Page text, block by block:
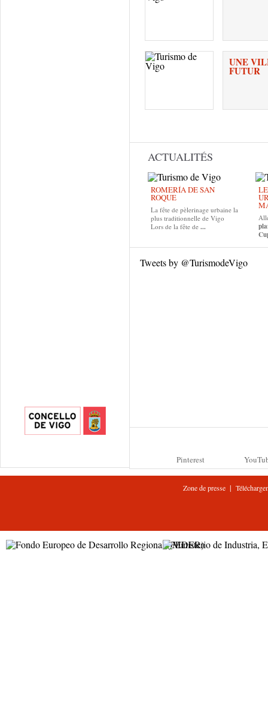
UNE
FUTUR
ACTUALITÉS
ROMERÍA DE SAN
ROQUE
La fête de pèlerinage urbaine la
plus traditionnelle de Vigo
Lors de la fête de ...
Tweets by @TurismodeVigo
Pinterest
Zone de presse |